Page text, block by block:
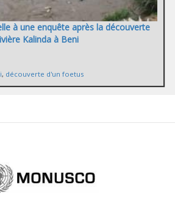
à une enquête après la découverte
Kalinda à Beni
, découverte d'un foetus